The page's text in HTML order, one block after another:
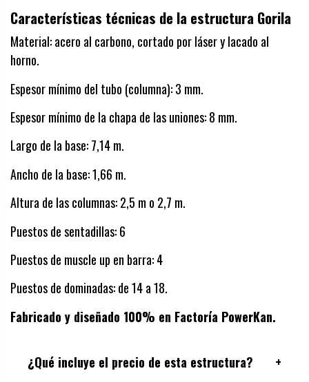
Características técnicas de la estructura Gorila
Material: acero al carbono, cortado por láser y lacado al
horno.
Espesor mínimo del tubo (columna): 3 mm.
Espesor mínimo de la chapa de las uniones: 8 mm.
Largo de la base: 7,14 m.
Ancho de la base: 1,66 m.
Altura de las columnas: 2,5 m o 2,7 m.
Puestos de sentadillas: 6
Puestos de muscle up en barra: 4
Puestos de dominadas: de 14 a 18.
Fabricado y diseñado 100% en Factoría PowerKan.
¿Qué incluye el precio de esta estructura? +